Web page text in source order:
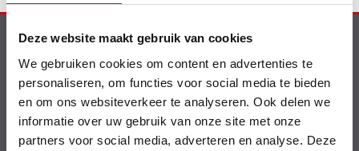
Deze website maakt gebruik van cookies
We gebruiken cookies om content en advertenties te
personaliseren, om functies voor social media te bieden
en om ons websiteverkeer te analyseren. Ook delen we
informatie over uw gebruik van onze site met onze
partners voor social media, adverteren en analyse. Deze
Info
Nieuw op de website
Shell smeermiddelen
Delrue Cataloog
Bebat wetgeving